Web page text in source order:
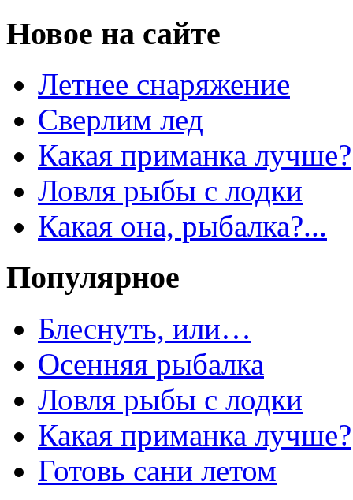
Новое на сайте
Летнее снаряжение
Сверлим лед
Какая приманка лучше?
Ловля рыбы с лодки
Какая она, рыбалка?...
Популярное
Блеснуть, или…
Осенняя рыбалка
Ловля рыбы с лодки
Какая приманка лучше?
Готовь сани летом